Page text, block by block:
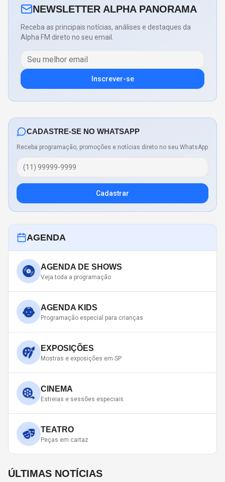
NEWSLETTER ALPHA PANORAMA
Receba as principais notícias, análises e destaques da
Alpha FM direto no seu email.
Inscrever-se
CADASTRE-SE NO WHATSAPP
Receba programação, promoções e notícias direto no seu WhatsApp
Cadastrar
AGENDA
AGENDA DE SHOWS
Veja toda a programação
AGENDA KIDS
Programação especial para crianças
EXPOSIÇÕES
Mostras e exposições em SP
CINEMA
Estreias e sessões especiais
TEATRO
Peças em cartaz
ÚLTIMAS NOTÍCIAS